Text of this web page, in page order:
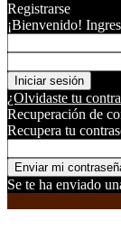
Registrarse
¡Bienvenido!
¿Olvidaste tu
Recuperación de
Recupera tu
Se te ha enviado